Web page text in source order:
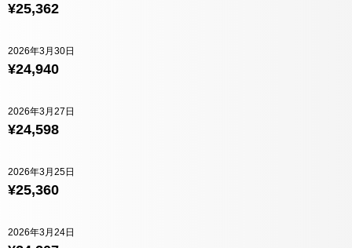
¥25,362
¥24,940
2026年3月30日
¥24,598
2026年3月27日
¥25,360
2026年3月25日
2026年3月24日